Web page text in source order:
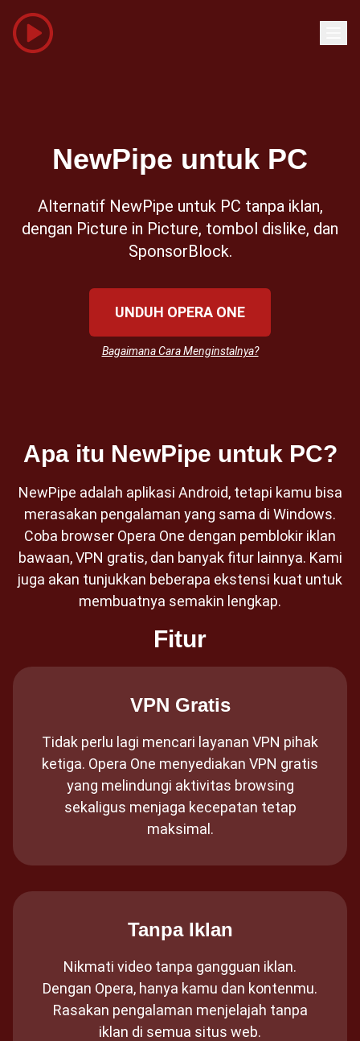
NewPipe untuk PC
Alternatif NewPipe untuk PC tanpa iklan,
dengan Picture in Picture, tombol dislike, dan
SponsorBlock.
UNDUH OPERA ONE
Bagaimana Cara Menginstalnya?
Apa itu NewPipe untuk PC?
NewPipe adalah aplikasi Android, tetapi kamu bisa
merasakan pengalaman yang sama di Windows.
Coba browser Opera One dengan pemblokir iklan
bawaan, VPN gratis, dan banyak fitur lainnya. Kami
juga akan tunjukkan beberapa ekstensi kuat untuk
membuatnya semakin lengkap.
Fitur
VPN Gratis
Tidak perlu lagi mencari layanan VPN pihak
ketiga. Opera One menyediakan VPN gratis
yang melindungi aktivitas browsing
sekaligus menjaga kecepatan tetap
maksimal.
Tanpa Iklan
Nikmati video tanpa gangguan iklan.
Dengan Opera, hanya kamu dan kontenmu.
Rasakan pengalaman menjelajah tanpa
iklan di semua situs web.